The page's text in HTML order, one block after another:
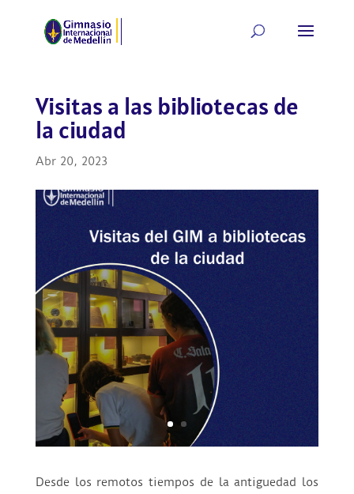
Visitas a las bibliotecas de
la ciudad
Abr 20, 2023
Desde los remotos tiempos de la antiguedad los